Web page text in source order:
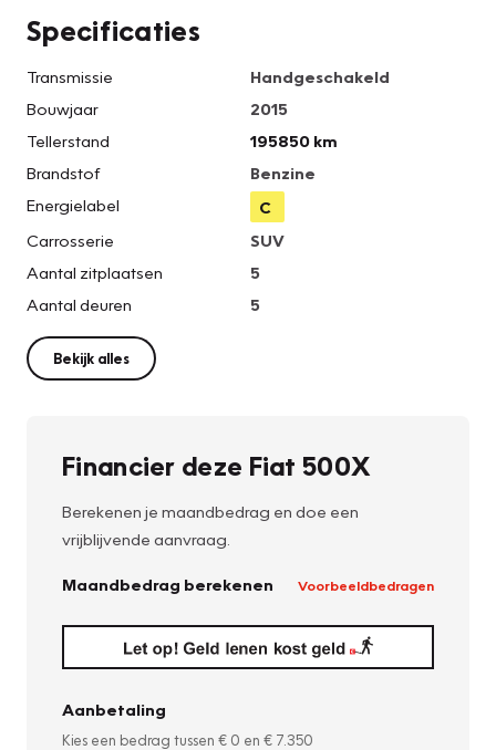
Specificaties
Transmissie
Handgeschakeld
Bouwjaar
2015
Tellerstand
195850 km
Brandstof
Benzine
Energielabel
C
Carrosserie
SUV
Aantal zitplaatsen
5
Aantal deuren
5
Bekijk alles
Financier deze Fiat 500X
Berekenen je maandbedrag en doe een
vrijblijvende aanvraag.
Maandbedrag berekenen Voorbeeldbedragen
Aanbetaling
Kies een bedrag tussen € 0 en € 7.350